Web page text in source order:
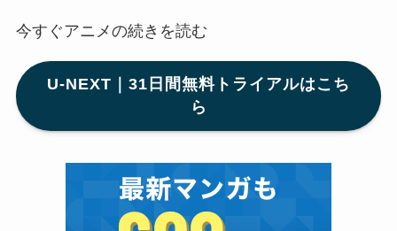
今すぐアニメの続きを読む
U-NEXT｜31日間無料トライアルはこち
ら